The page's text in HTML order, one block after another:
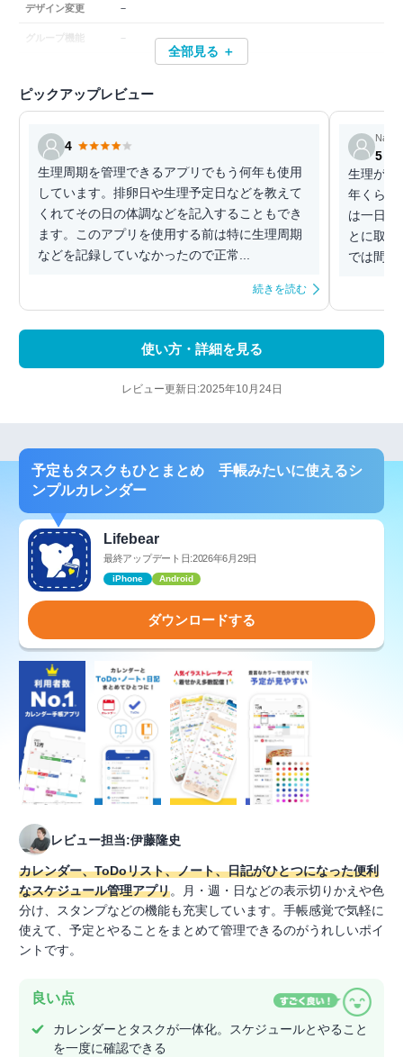
デザイン変更 －
グループ機能 －
全部見る ＋
ピックアップレビュー
4
生理周期を管理できるアプリでもう何年も使用
しています。排卵日や生理予定日などを教えて
くれてその日の体調などを記入することもでき
ます。このアプリを使用する前は特に生理周期
などを記録していなかったので正常...
続きを読む
Nano
5
生理がは
年くらい
は一日目
とに取
では間に
使い方・詳細を見る
レビュー更新日:2025年10月24日
予定もタスクもひとまとめ 手帳みたいに使えるシ
ンプルカレンダー
Lifebear
最終アップデート日:2026年6月29日
iPhone Android
ダウンロードする
レビュー担当:伊藤隆史
カレンダー、ToDoリスト、ノート、日記がひとつになった便利
なスケジュール管理アプリ。月・週・日などの表示切りかえや色
分け、スタンプなどの機能も充実しています。手帳感覚で気軽に
使えて、予定とやることをまとめて管理できるのがうれしいポイ
ントです。
良い点
カレンダーとタスクが一体化。スケジュールとやること
を一度に確認できる